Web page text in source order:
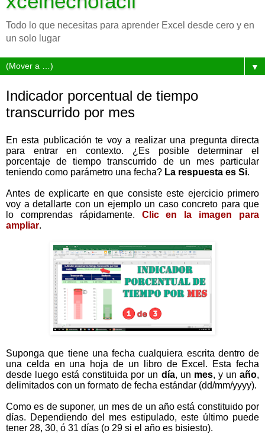
Todo lo que necesitas para aprender Excel desde cero y en
un solo lugar
▼
Indicador porcentual de tiempo
transcurrido por mes
En esta publicación te voy a realizar una pregunta directa
para entrar en contexto. ¿Es posible determinar el
porcentaje de tiempo transcurrido de un mes particular
teniendo como parámetro una fecha? La respuesta es Si.
Antes de explicarte en que consiste este ejercicio primero
voy a detallarte con un ejemplo un caso concreto para que
lo comprendas rápidamente. Clic en la imagen para
ampliar.
Suponga que tiene una fecha cualquiera escrita dentro de
una celda en una hoja de un libro de Excel. Esta fecha
desde luego está constituida por un día, un mes, y unaño,
delimitados con un formato de fecha estándar (dd/mm/yyyy).
Como es de suponer, un mes de un año está constituido por
días. Dependiendo del mes estipulado, este último puede
tener 28, 30, ó 31 días (o 29 si el año es bisiesto).